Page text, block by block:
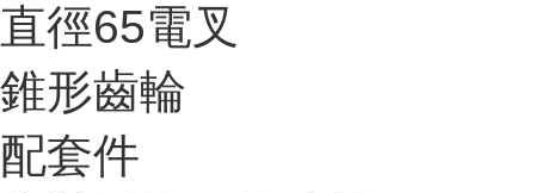
直徑65電叉
錐形齒輪
配套件